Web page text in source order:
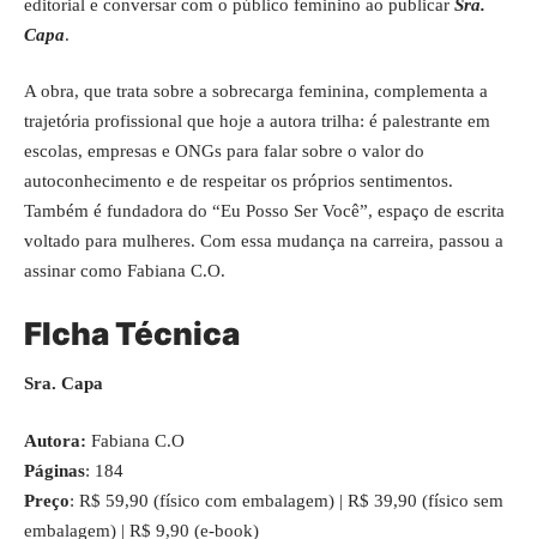
editorial e conversar com o público feminino ao publicar Sra.
Capa.
A obra, que trata sobre a sobrecarga feminina, complementa a
trajetória profissional que hoje a autora trilha: é palestrante em
escolas, empresas e ONGs para falar sobre o valor do
autoconhecimento e de respeitar os próprios sentimentos.
Também é fundadora do “Eu Posso Ser Você”, espaço de escrita
voltado para mulheres. Com essa mudança na carreira, passou a
assinar como Fabiana C.O.
FIcha Técnica
Sra. Capa
Autora: Fabiana C.O
Páginas: 184
Preço: R$ 59,90 (físico com embalagem) | R$ 39,90 (físico sem
embalagem) | R$ 9,90 (e-book)